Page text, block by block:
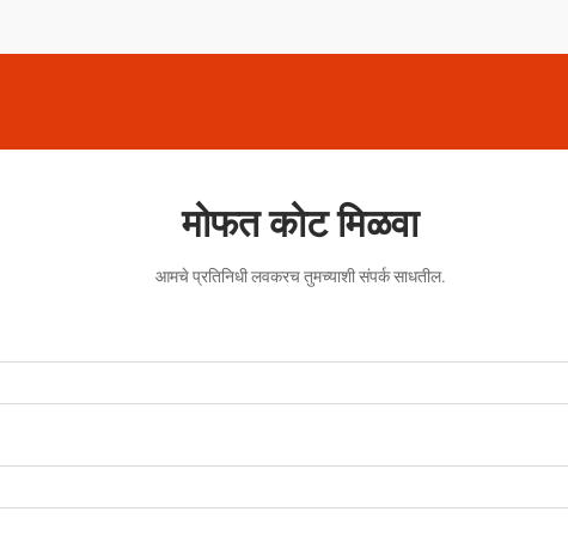
मोफत कोट मिळवा
आमचे प्रतिनिधी लवकरच तुमच्याशी संपर्क साधतील.